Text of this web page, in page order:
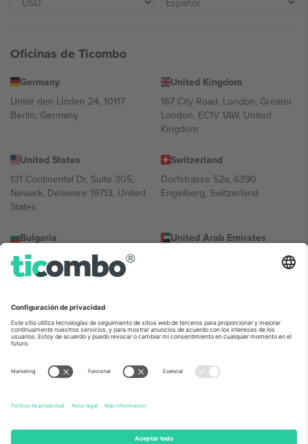
Oficinas de Ticombo
Germany
Unter den Linden 24, 10117
Berlin, Germany
United Kingdom
167 City Road, London, Greater
London, EC1V 1AW, United
Kingdom
United States
131 Continental Dr, Suite 305,
Newark, Delaware 19713, United
States
Switzerland
Dorfstrasse 52a, 6390
Engelberg, Switzerland
Bulgaria
Regus Sofia City West, bul
Totleben 53-55, 1606 Sofia,
United Arab Emirates
UAE Dubai Silicon Oasis, DDP
Building A1, Office 302, Dubai,
Mexico
Av Chapultepec 360, Roma
Norte, Cuauhtémoc, 06700
Ciudad de México, CDMX,
Mexico
La entidad jurídica del proveedor de la plataforma puede variar en
información, consulte la página específica del evento, el pie de